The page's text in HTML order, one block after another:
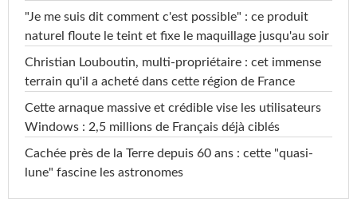
"Je me suis dit comment c'est possible" : ce produit
naturel floute le teint et fixe le maquillage jusqu'au soir
Christian Louboutin, multi-propriétaire : cet immense
terrain qu'il a acheté dans cette région de France
Cette arnaque massive et crédible vise les utilisateurs
Windows : 2,5 millions de Français déjà ciblés
Cachée près de la Terre depuis 60 ans : cette "quasi-
lune" fascine les astronomes